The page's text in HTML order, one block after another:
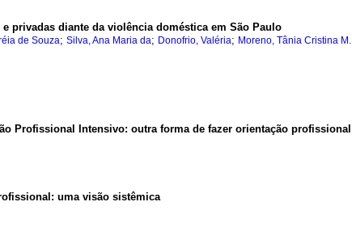
privadas diante da violência doméstica em São Paulo
de Souza; Silva, Ana Maria da; Donofrio, Valéria; Moreno, Tânia Cristina M.
Profissional Intensivo: outra forma de fazer orientação profissional
: uma visão sistêmica